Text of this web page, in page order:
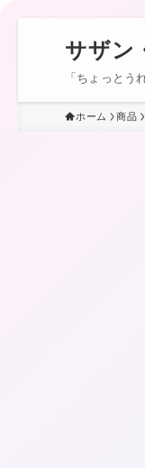
サザン
「ちょっとう
ホーム 商品